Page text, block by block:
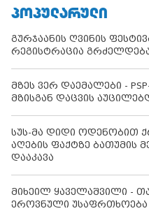
ᲞᲝᲞᲣᲚᲐᲠᲣᲚᲘ
გურჯაანის ღვინის
რეგისტრაცია
მზეს ვერ დაემალები -
მზისგან დაცვის
სუს-მა დიდი ოდენობით
აღების ფაქტზე ბათუმის
დააკავა
მიხეილ ყაველაშვილი -
ეროვნული